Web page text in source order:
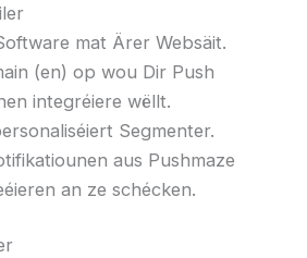
mat Ärer Websäit.
(en) op wou Dir Push
integréiere wëllt.
Segmenter.
aus Pushmaze
an ze schécken.